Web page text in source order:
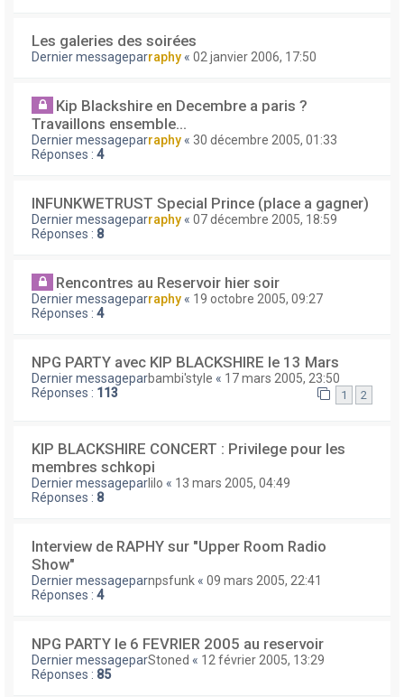
Les galeries des soirées
Dernier messageparraphy « 02 janvier 2006, 17:50
Kip Blackshire en Decembre a paris ?
Travaillons ensemble...
Dernier messageparraphy « 30 décembre 2005, 01:33
Réponses : 4
INFUNKWETRUST Special Prince (place a gagner)
Dernier messageparraphy « 07 décembre 2005, 18:59
Réponses : 8
Rencontres au Reservoir hier soir
Dernier messageparraphy « 19 octobre 2005, 09:27
Réponses : 4
NPG PARTY avec KIP BLACKSHIRE le 13 Mars
Dernier messageparbambi'style « 17 mars 2005, 23:50
Réponses : 113 1 2
KIP BLACKSHIRE CONCERT : Privilege pour les
membres schkopi
Dernier messageparlilo « 13 mars 2005, 04:49
Réponses : 8
Interview de RAPHY sur "Upper Room Radio
Show"
Dernier messageparnpsfunk « 09 mars 2005, 22:41
Réponses : 4
NPG PARTY le 6 FEVRIER 2005 au reservoir
Dernier messageparStoned « 12 février 2005, 13:29
Réponses : 85